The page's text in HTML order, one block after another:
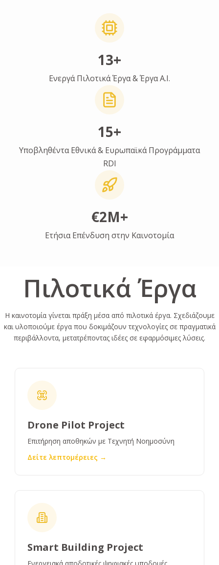
13+
Ενεργά Πιλοτικά Έργα & Έργα Α.Ι.
15+
Υποβληθέντα Εθνικά & Ευρωπαϊκά Προγράμματα
RDI
€2M+
Ετήσια Επένδυση στην Καινοτομία
Πιλοτικά Έργα
Η καινοτομία γίνεται πράξη μέσα από πιλοτικά έργα. Σχεδιάζουμε
και υλοποιούμε έργα που δοκιμάζουν τεχνολογίες σε πραγματικά
περιβάλλοντα, μετατρέποντας ιδέες σε εφαρμόσιμες λύσεις.
Drone Pilot Project
Επιτήρηση αποθηκών με Τεχνητή Νοημοσύνη
Δείτε λεπτομέρειες →
Smart Building Project